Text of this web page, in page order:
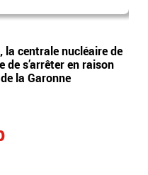
la centrale nucléaire de
s’arrêter en raison
la Garonne